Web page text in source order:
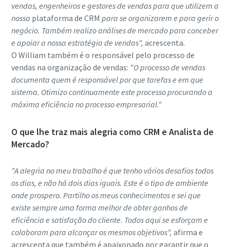
vendas, engenheiros e gestores de vendas para que utilizem a
nossa plataforma de CRM para se organizarem e para gerir o
negócio. Também realizo análises de mercado para conceber
e apoiar a nossa estratégia de vendas", acrescenta.
O William também é o responsável pelo processo de
vendas na organização de vendas: "O processo de vendas
documenta quem é responsável por que tarefas e em que
sistema. Otimizo continuamente este processo procurando a
máxima eficiência no processo empresarial."
O que lhe traz mais alegria como CRM e Analista de
Mercado?
"A alegria no meu trabalho é que tenho vários desafios todos
os dias, e não há dois dias iguais. Este é o tipo de ambiente
onde prospero. Partilho os meus conhecimentos e sei que
existe sempre uma forma melhor de obter ganhos de
eficiência e satisfação do cliente. Todos aqui se esforçam e
colaboram para alcançar os mesmos objetivos", afirma e
acrescenta que também é apaixonado por garantir que o